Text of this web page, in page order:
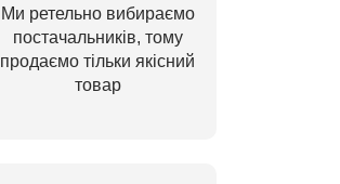
Ми ретельно вибираємо
постачальників, тому
продаємо тільки якісний
товар